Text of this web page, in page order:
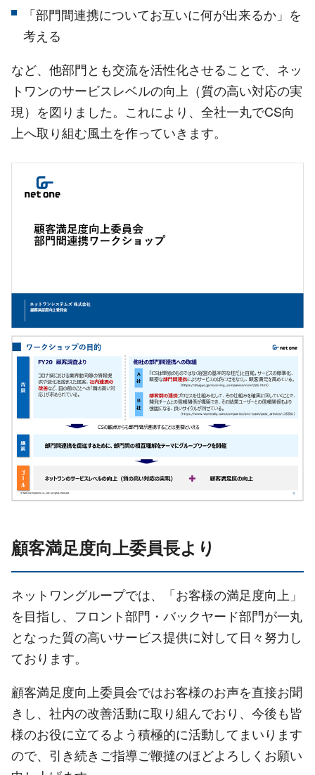
「部門間連携についてお互いに何が出来るか」を
考える
など、他部門とも交流を活性化させることで、ネッ
トワンのサービスレベルの向上（質の高い対応の実
現）を図りました。これにより、全社一丸でCS向
上へ取り組む風土を作っていきます。
顧客満足度向上委員長より
ネットワングループでは、「お客様の満足度向上」
を目指し、フロント部門・バックヤード部門が一丸
となった質の高いサービス提供に対して日々努力し
ております。
顧客満足度向上委員会ではお客様のお声を直接お聞
きし、社内の改善活動に取り組んでおり、今後も皆
様のお役に立てるよう積極的に活動してまいります
ので、引き続きご指導ご鞭撻のほどよろしくお願い